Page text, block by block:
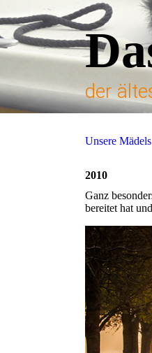
der
Unsere Mädels
2010
Ganz
bereitet hat